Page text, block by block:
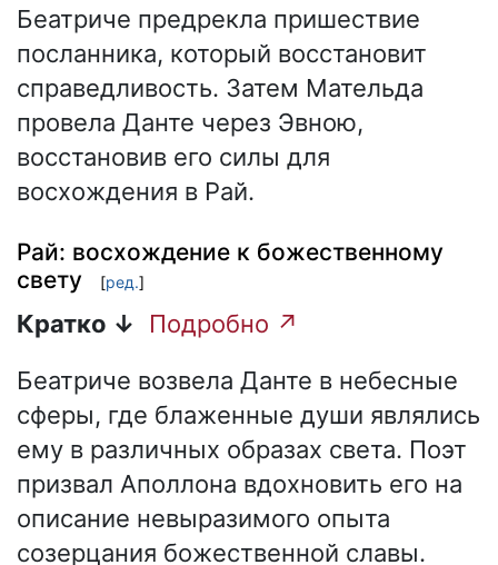
Беатриче предрекла пришествие
посланника, который восстановит
справедливость. Затем Мательда
провела Данте через Эвною,
восстановив его силы для
восхождения в Рай.
Рай: восхождение к божественному
свету
[ред.]
Кратко ↓
Подробно ↗
Беатриче возвела Данте в небесные
сферы, где блаженные души являлись
ему в различных образах света. Поэт
призвал Аполлона вдохновить его на
описание невыразимого опыта
созерцания божественной славы.